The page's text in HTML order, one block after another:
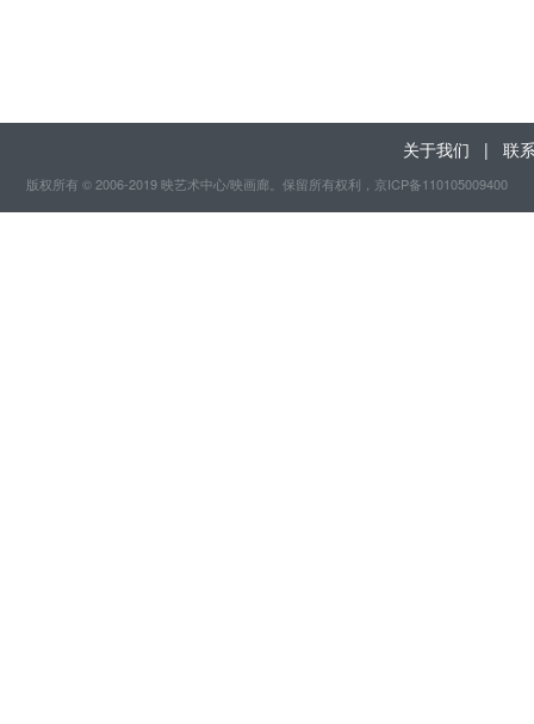
关于我们 | 联
版权所有 © 2006-2019 映艺术中心/映画廊。保留所有权利 ，京ICP备110105009400